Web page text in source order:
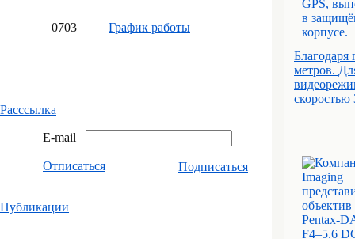
0703 График работы
Расссылка
E-mail
Отписаться Подписаться
Публикации
Благодаря
метров.
скоростью